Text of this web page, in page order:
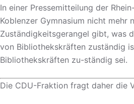
In einer Pressemitteilung der
Koblenzer Gymnasium nicht
Zuständigkeitsgerangel gibt, was
von Bibliothekskräften zuständig
Bibliothekskräften zu-ständig sei.
Die CDU-Fraktion fragt daher die